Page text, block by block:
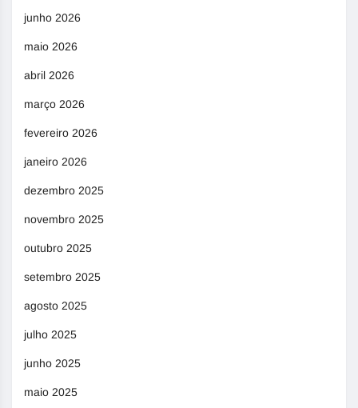
junho 2026
maio 2026
abril 2026
março 2026
fevereiro 2026
janeiro 2026
dezembro 2025
novembro 2025
outubro 2025
setembro 2025
agosto 2025
julho 2025
junho 2025
maio 2025